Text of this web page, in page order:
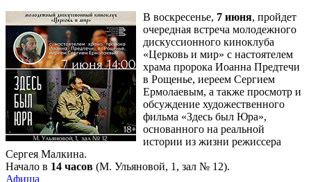
В воскресенье, 7 июня, пройдет
очередная встреча молодежного
дискуссионного киноклуба
«Церковь и мир» с настоятелем
храма пророка Иоанна Предтечи
в Рощенье, иереем Сергием
Ермолаевым, а также просмотр и
обсуждение художественного
фильма «Здесь был Юра»,
основанного на реальной
истории из жизни режиссера
Сергея Малкина.
Начало в 14 часов (М. Ульяновой, 1, зал № 12).
Афиша